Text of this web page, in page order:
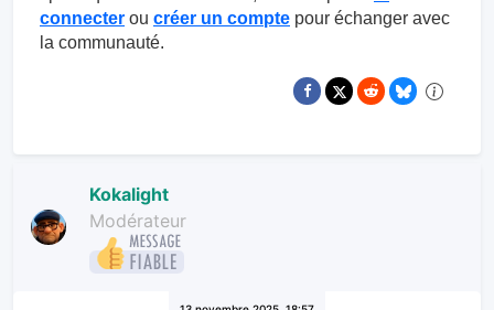
connecter ou créer un compte pour échanger avec
la communauté.
Kokalight
Modérateur